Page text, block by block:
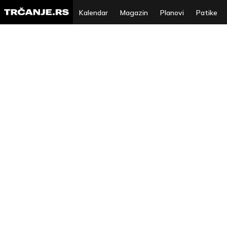
Kalendar Magazin Planovi Patike